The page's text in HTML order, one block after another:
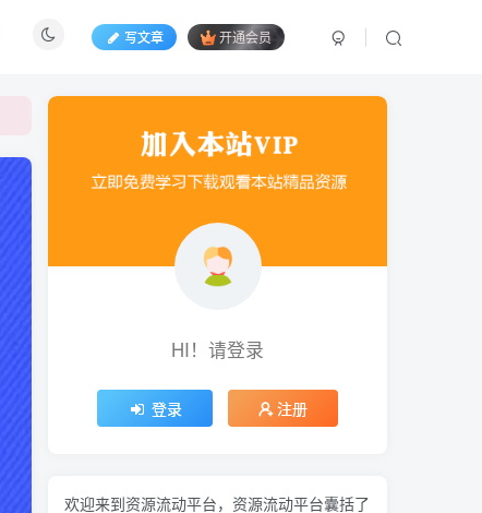
写文章 开通会员
HI！请登录
登录 注册
欢迎来到资源流动平台，资源流动平台囊括了